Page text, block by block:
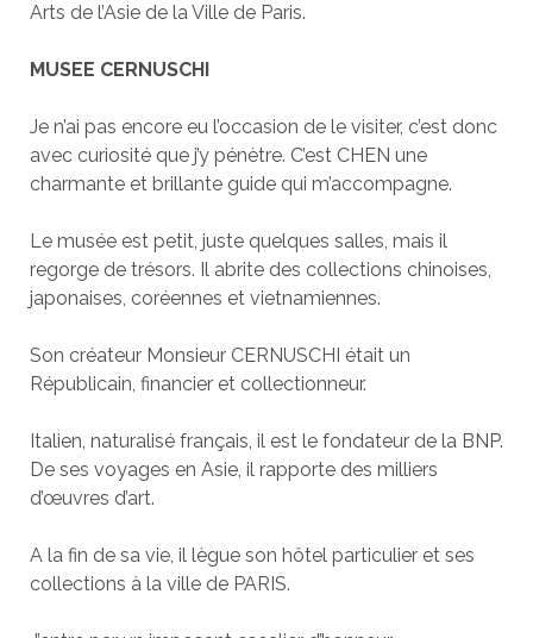
Arts de l’Asie de la Ville de Paris.
MUSEE CERNUSCHI
Je n’ai pas encore eu l’occasion de le visiter, c’est donc
avec curiosité que j’y pénètre. C’est CHEN une
charmante et brillante guide qui m’accompagne.
Le musée est petit, juste quelques salles, mais il
regorge de trésors. Il abrite des collections chinoises,
japonaises, coréennes et vietnamiennes.
Son créateur Monsieur CERNUSCHI était un
Républicain, financier et collectionneur.
Italien, naturalisé français, il est le fondateur de la BNP.
De ses voyages en Asie, il rapporte des milliers
d’œuvres d’art.
A la fin de sa vie, il lègue son hôtel particulier et ses
collections à la ville de PARIS.